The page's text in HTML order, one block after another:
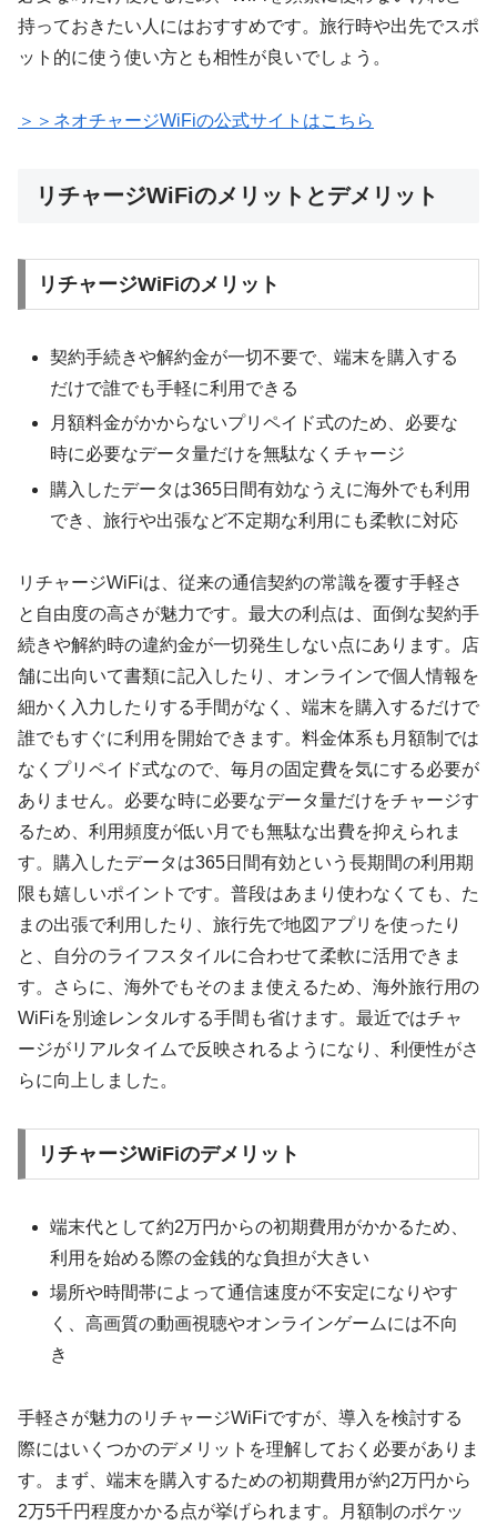
持っておきたい人にはおすすめです。旅行時や出先でスポ
ット的に使う使い方とも相性が良いでしょう。
＞＞ネオチャージWiFiの公式サイトはこちら
リチャージWiFiのメリットとデメリット
リチャージWiFiのメリット
契約手続きや解約金が一切不要で、端末を購入する
だけで誰でも手軽に利用できる
月額料金がかからないプリペイド式のため、必要な
時に必要なデータ量だけを無駄なくチャージ
購入したデータは365日間有効なうえに海外でも利用
でき、旅行や出張など不定期な利用にも柔軟に対応
リチャージWiFiは、従来の通信契約の常識を覆す手軽さ
と自由度の高さが魅力です。最大の利点は、面倒な契約手
続きや解約時の違約金が一切発生しない点にあります。店
舗に出向いて書類に記入したり、オンラインで個人情報を
細かく入力したりする手間がなく、端末を購入するだけで
誰でもすぐに利用を開始できます。料金体系も月額制では
なくプリペイド式なので、毎月の固定費を気にする必要が
ありません。必要な時に必要なデータ量だけをチャージす
るため、利用頻度が低い月でも無駄な出費を抑えられま
す。購入したデータは365日間有効という長期間の利用期
限も嬉しいポイントです。普段はあまり使わなくても、た
まの出張で利用したり、旅行先で地図アプリを使ったり
と、自分のライフスタイルに合わせて柔軟に活用できま
す。さらに、海外でもそのまま使えるため、海外旅行用の
WiFiを別途レンタルする手間も省けます。最近ではチャ
ージがリアルタイムで反映されるようになり、利便性がさ
らに向上しました。
リチャージWiFiのデメリット
端末代として約2万円からの初期費用がかかるため、
利用を始める際の金銭的な負担が大きい
場所や時間帯によって通信速度が不安定になりやす
く、高画質の動画視聴やオンラインゲームには不向
き
手軽さが魅力のリチャージWiFiですが、導入を検討する
際にはいくつかのデメリットを理解しておく必要がありま
す。まず、端末を購入するための初期費用が約2万円から
2万5千円程度かかる点が挙げられます。月額制のポケッ